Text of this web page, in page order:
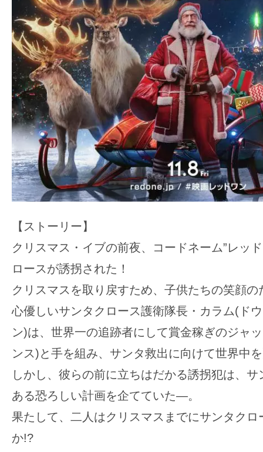
【ストーリー】
クリスマス・イブの前夜、コードネーム”レッ
ロースが誘拐された！
クリスマスを取り戻すため、子供たちの笑顔
心優しいサンタクロース護衛隊長・カラム(ド
ン)は、世界一の追跡者にして賞金稼ぎのジャ
ンス)と手を組み、サンタ救出に向けて世界中
しかし、彼らの前に立ちはだかる誘拐犯は、
ある恐ろしい計画を企てていた―。
果たして、二人はクリスマスまでにサンタクロ
か!?